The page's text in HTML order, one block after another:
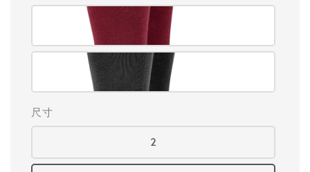
尺寸
2